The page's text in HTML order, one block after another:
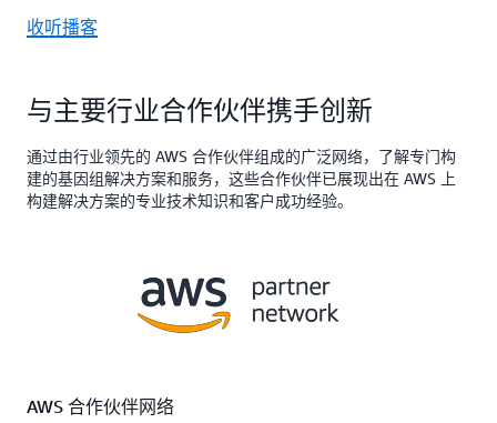
收听播客
与主要行业合作伙伴携手创新
通过由行业领先的 AWS 合作伙伴组成的广泛网络，了解专门构
建的基因组解决方案和服务，这些合作伙伴已展现出在 AWS 上
构建解决方案的专业技术知识和客户成功经验。
AWS 合作伙伴网络